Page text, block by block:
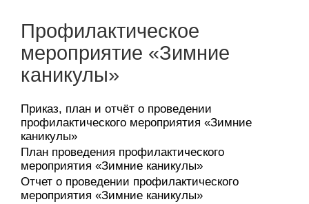
Профилактическое
мероприятие «Зимние
каникулы»
Приказ, план и отчёт о проведении
профилактического мероприятия «Зимние
каникулы»
План проведения профилактического
мероприятия «Зимние каникулы»
Отчет о проведении профилактического
мероприятия «Зимние каникулы»